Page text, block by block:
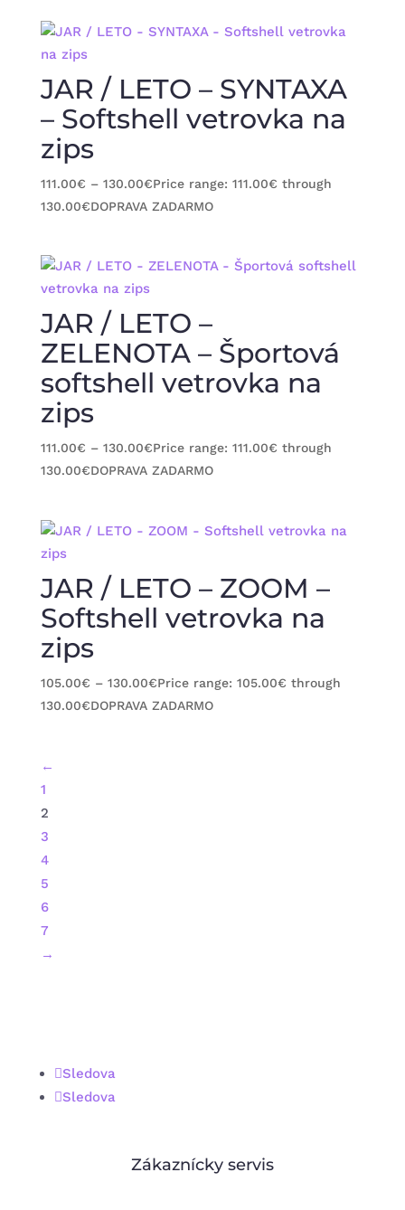
JAR / LETO – SYNTAXA
– Softshell vetrovka na
zips
111.00€ – 130.00€Price range: 111.00€ through
130.00€DOPRAVA ZADARMO
JAR / LETO –
ZELENOTA – Športová
softshell vetrovka na
zips
111.00€ – 130.00€Price range: 111.00€ through
130.00€DOPRAVA ZADARMO
JAR / LETO – ZOOM –
Softshell vetrovka na
zips
105.00€ – 130.00€Price range: 105.00€ through
130.00€DOPRAVA ZADARMO
←
1
2
3
4
5
6
7
→
Sledova
Sledova
Zákaznícky servis